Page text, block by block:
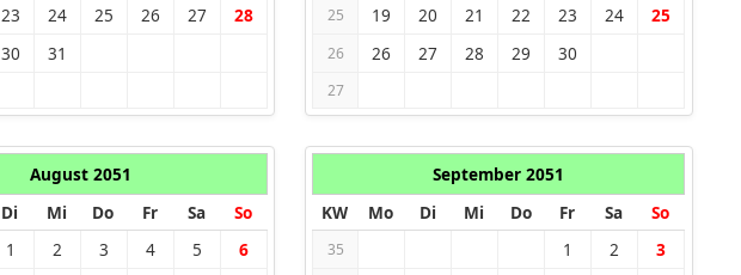
23 24 25 26 27 28
30 31
25 19 20 21 22 23 24 25
26 26 27 28 29 30
27
August 2051
Di Mi Do Fr Sa So
1 2 3 4 5 6
September 2051
KW
Mo Di Mi Do Fr Sa So
35 1 2 3